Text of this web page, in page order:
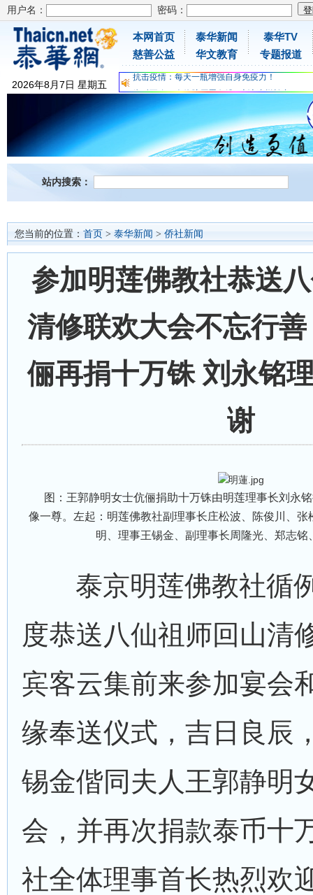
用户名： 密码：
2026年8月7日 星期五
本网首页
慈善公益
泰华新闻
华文教育
泰华TV
专题报道
为时不晚，人体胶原蛋白维C应该这样补充
关爱儿童健康，免费领取日本原装尤妮佳超立体
抗击疫情：每天一瓶增强自身免疫力！
为时不晚，人体胶原蛋白维C应该这样补充
关爱儿童健康，免费领取日本原装尤妮佳超立体
抗击疫情：每天一瓶增强自身免疫力！
站内搜索：
您当前的位置： 首页 > 泰华新闻 > 侨社新闻
参加明莲佛教社恭送
清修联欢大会不忘行
俪再捐十万铢 刘永铭
谢
图：王郭静明女士伉俪捐助十万铢由明莲理事长刘永铭
像一尊。左起：明莲佛教社副理事长庄松波、陈俊川、
明、理事王锡金、副理事长周隆光、郑志铭
泰京明莲佛教社循
度恭送八仙祖师回山清
宾客云集前来参加宴会
缘奉送仪式，吉日良辰
锡金偕同夫人王郭静明
会，并再次捐款泰币十
社全体理事首长热烈欢